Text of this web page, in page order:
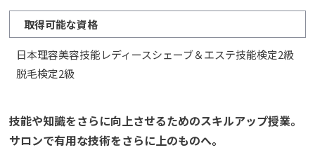
取得可能な資格
日本理容美容技能レディースシェーブ＆エステ技能検定2級
脱毛検定2級
技能や知識をさらに向上させるためのスキルアップ授業。
サロンで有用な技術をさらに上のものへ。